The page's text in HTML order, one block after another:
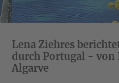
Lena Ziehres
durch Portugal - von
Algarve